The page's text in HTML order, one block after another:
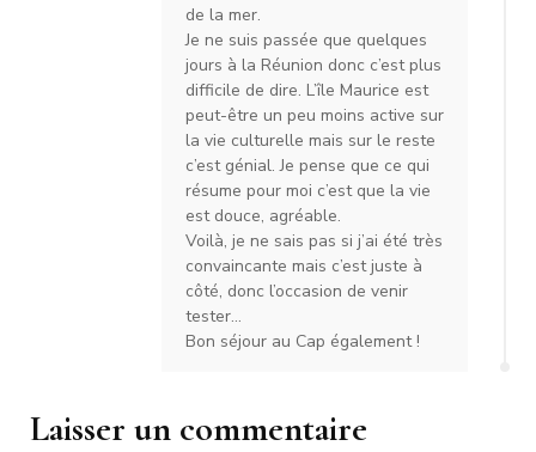
de la mer.
Je ne suis passée que quelques
jours à la Réunion donc c’est plus
difficile de dire. L’île Maurice est
peut-être un peu moins active sur
la vie culturelle mais sur le reste
c’est génial. Je pense que ce qui
résume pour moi c’est que la vie
est douce, agréable.
Voilà, je ne sais pas si j’ai été très
convaincante mais c’est juste à
côté, donc l’occasion de venir
tester…
Bon séjour au Cap également !
Laisser un commentaire